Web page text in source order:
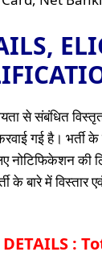
से संबंधित
गई है। भर्ती के
नोटिफिकेशन की
के बारे में
DETAILS :